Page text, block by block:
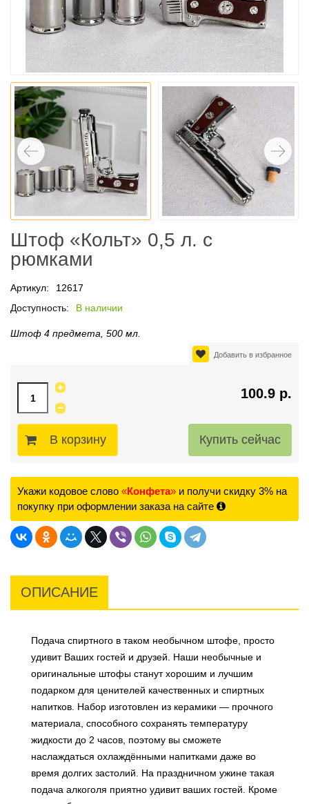
Штоф «Кольт» 0,5 л. с
рюмками
Артикул:
12617
Доступность:
В наличии
Штоф 4 предмета, 500 мл.
Добавить в избранное
100.9 р.
В корзину
Укажи кодовое слово «Конфета» и получи скидку 3% на
покупку при оформлении заказа на сайте
ОПИСАНИЕ
Подача спиртного в таком необычном штофе, просто
удивит Ваших гостей и друзей. Наши необычные и
оригинальные штофы станут хорошим и лучшим
подарком для ценителей качественных и спиртных
напитков. Набор изготовлен из керамики — прочного
материала, способного сохранять температуру
жидкости до 2 часов, поэтому вы сможете
наслаждаться охлаждёнными напитками даже во
время долгих застолий. На праздничном ужине такая
подача алкоголя приятно удивит ваших гостей. Кроме